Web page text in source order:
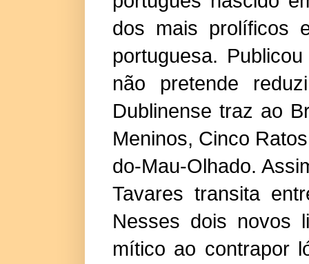
dos mais prolíficos
portuguesa.
não pretende
Dublinense traz ao
Meninos, Cinco
do-Mau-Olhado.
Tavares transita
Nesses dois novos
mítico ao contrapor